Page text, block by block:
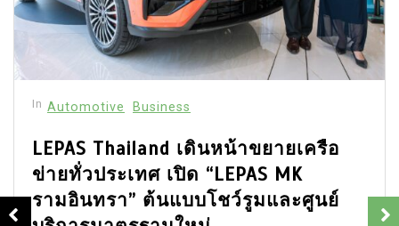
In Automotive Business
LEPAS Thailand เดินหน้าขยายเครือ
ข่ายทั่วประเทศ เปิด “LEPAS MK
รามอินทรา” ต้นแบบโชว์รูมและศูนย์